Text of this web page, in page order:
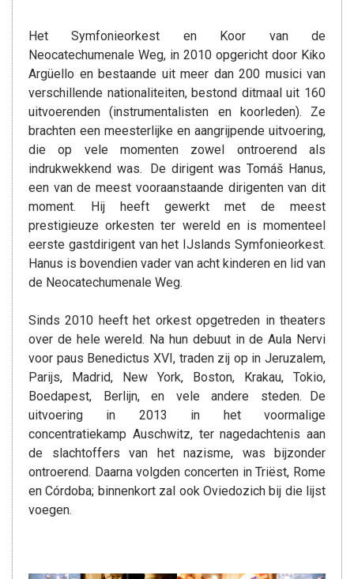
Het Symfonieorkest en Koor van de
Neocatechumenale Weg, in 2010 opgericht door Kiko
Argüello en bestaande uit meer dan 200 musici van
verschillende nationaliteiten, bestond ditmaal uit 160
uitvoerenden (instrumentalisten en koorleden). Ze
brachten een meesterlijke en aangrijpende uitvoering,
die op vele momenten zowel ontroerend als
indrukwekkend was. De dirigent was Tomáš Hanus,
een van de meest vooraanstaande dirigenten van dit
moment. Hij heeft gewerkt met de meest
prestigieuze orkesten ter wereld en is momenteel
eerste gastdirigent van het IJslands Symfonieorkest.
Hanus is bovendien vader van acht kinderen en lid van
de Neocatechumenale Weg.
Sinds 2010 heeft het orkest opgetreden in theaters
over de hele wereld. Na hun debuut in de Aula Nervi
voor paus Benedictus XVI, traden zij op in Jeruzalem,
Parijs, Madrid, New York, Boston, Krakau, Tokio,
Boedapest, Berlijn, en vele andere steden. De
uitvoering in 2013 in het voormalige
concentratiekamp Auschwitz, ter nagedachtenis aan
de slachtoffers van het nazisme, was bijzonder
ontroerend. Daarna volgden concerten in Triëst, Rome
en Córdoba; binnenkort zal ook Oviedozich bij die lijst
voegen.